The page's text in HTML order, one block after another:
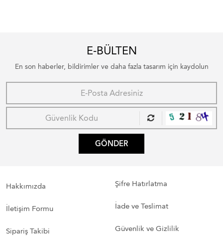
E-BÜLTEN
En son haberler, bildirimler ve daha fazla tasarım için kaydolun
GÖNDER
Hakkımızda
İletişim Formu
Sipariş Takibi
Şifre Hatırlatma
İade ve Teslimat
Güvenlik ve Gizlilik